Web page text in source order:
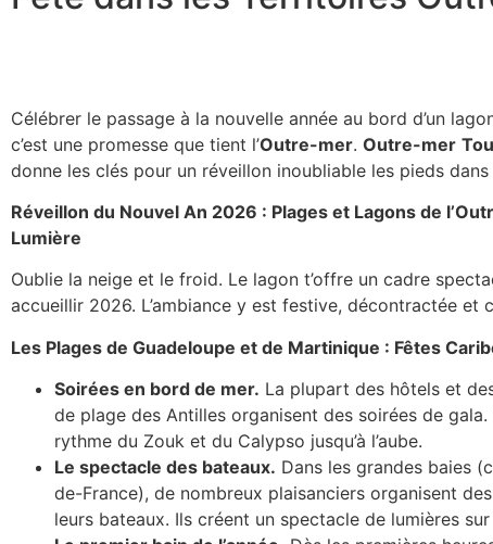
Célébrer le passage à la nouvelle année au bord d’un
c’est une promesse que tient l’Outre-mer. Outre-mer
donne les clés pour un réveillon inoubliable les pieds dans
Réveillon du Nouvel An 2026 : Plages et Lagons de
Lumière
Oublie la neige et le froid. Le lagon t’offre un cadre
accueillir 2026. L’ambiance y est festive, décontractée et
Les Plages de Guadeloupe et de Martinique : Fêtes
Soirées en bord de mer. La plupart des hôtels et
de plage des Antilles organisent des soirées de gala.
rythme du Zouk et du Calypso jusqu’à l’aube.
Le spectacle des bateaux. Dans les grandes baies
de-France), de nombreux plaisanciers organisent
leurs bateaux. Ils créent un spectacle de lumières sur